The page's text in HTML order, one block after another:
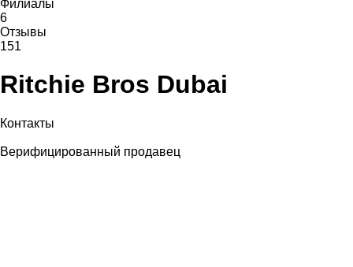
Филиалы
6
Отзывы
151
Ritchie Bros Dubai
Контакты
Верифицированный продавец